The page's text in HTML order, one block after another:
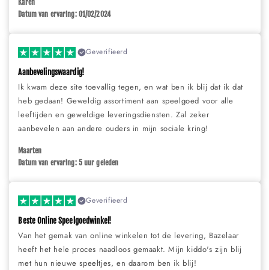
Karen
Datum van ervaring: 01/02/2024
Geverifieerd
Aanbevelingswaardig!
Ik kwam deze site toevallig tegen, en wat ben ik blij dat ik dat
heb gedaan! Geweldig assortiment aan speelgoed voor alle
leeftijden en geweldige leveringsdiensten. Zal zeker
aanbevelen aan andere ouders in mijn sociale kring!
Maarten
Datum van ervaring: 5 uur geleden
Geverifieerd
Beste Online Speelgoedwinkel!
Van het gemak van online winkelen tot de levering, Bazelaar
heeft het hele proces naadloos gemaakt. Mijn kiddo's zijn blij
met hun nieuwe speeltjes, en daarom ben ik blij!